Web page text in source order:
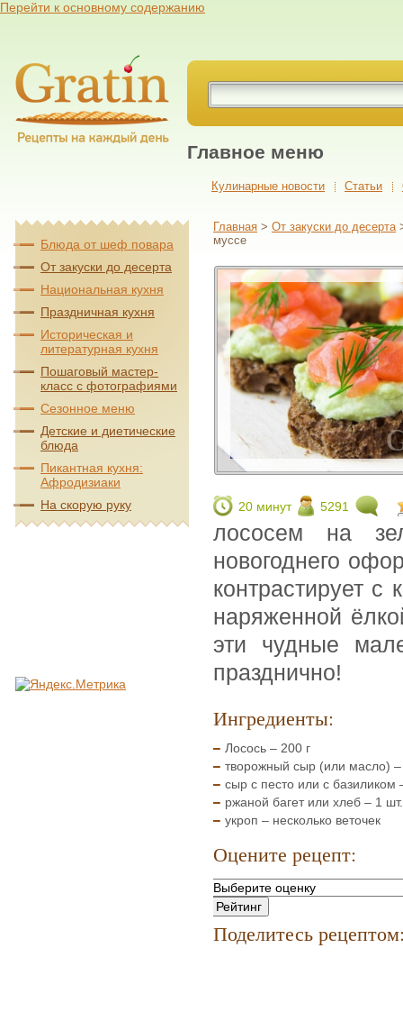
Перейти к основному содержанию
Главное меню
Кулинарные новости Cтатьи
Главная > От закуски до десерта
муссе
20 минут 5291
лососем на
новогоднего
контрастирует с
наряженной
эти чудные
празднично!
Ингредиенты:
Лосось – 200 г
творожный сыр (или масло) –
сыр с песто или с базиликом
ржаной багет или хлеб – 1 шт.
укроп – несколько веточек
Оцените рецепт:
Поделитесь
Блюда от шеф повара
От закуски до десерта
Национальная кухня
Праздничная кухня
Историческая и
литературная кухня
Пошаговый мастер-
класс с фотографиями
Сезонное меню
Детские и диетические
блюда
Пикантная кухня:
Афродизиаки
На скорую руку